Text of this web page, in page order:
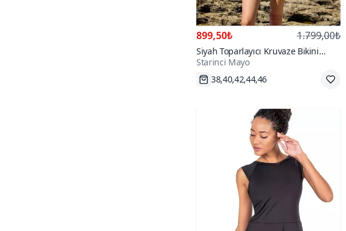
899,50₺ 1.799,00₺
Siyah Toparlayıcı Kruvaze Bikini
Takım
Starinci Mayo
Hızlı Kargo